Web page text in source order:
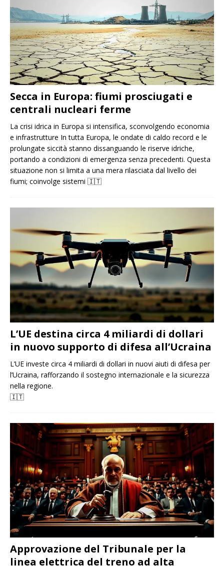
Secca in Europa: fiumi prosciugati e
centrali nucleari ferme
La crisi idrica in Europa si intensifica, sconvolgendo economia
e infrastrutture In tutta Europa, le ondate di caldo record e le
prolungate siccità stanno dissanguando le riserve idriche,
portando a condizioni di emergenza senza precedenti. Questa
situazione non si limita a una mera rilasciata dal livello dei
fiumi; coinvolge sistemi 🇮🇹
L’UE destina circa 4 miliardi di dollari
in nuovo supporto di difesa all’Ucraina
L’UE investe circa 4 miliardi di dollari in nuovi aiuti di difesa per
l’Ucraina, rafforzando il sostegno internazionale e la sicurezza
nella regione.
🇮🇹
Approvazione del Tribunale per la
linea elettrica del treno ad alta